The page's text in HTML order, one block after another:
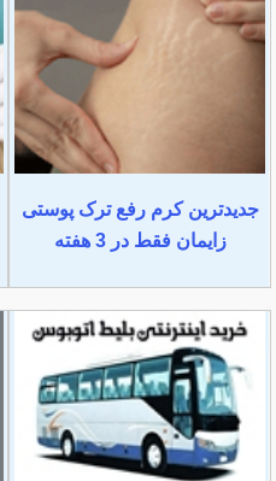
جدیدترین کرم رفع ترک پوستی
زایمان فقط در 3 هفته